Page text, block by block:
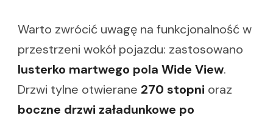
Warto zwrócić uwagę na funkcjonalność w
przestrzeni wokół pojazdu: zastosowano
lusterko martwego pola Wide View.
Drzwi tylne otwierane 270 stopni oraz
boczne drzwi załadunkowe po